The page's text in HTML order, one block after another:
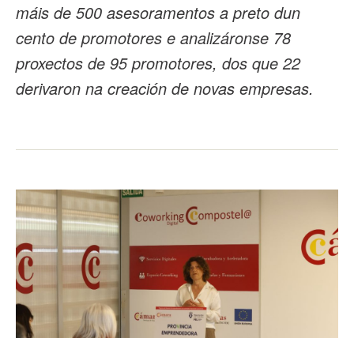
máis de 500 asesoramentos a preto dun
cento de promotores e analizáronse 78
proxectos de 95 promotores, dos que 22
derivaron na creación de novas empresas.